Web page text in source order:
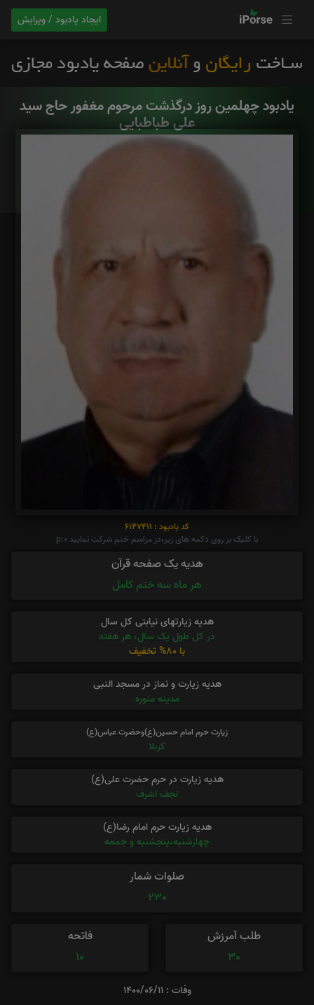
ایجاد یادبود / ویرایش
یادبود چهلمین روز درگذشت مرحوم مغفور حاج سید
علی طباطبایی
کد یادبود : 6147411
با کلیک بر روی دکمه های زیر،در مراسم ختم شرکت نمایید p:0
هدیه یک صفحه قرآن
هر ماه سه ختم کامل
هدیه زیارتهای نیابتی کل سال
در کل طول یک سال، هر هفته
با 80% تخفیف
هدیه زیارت و نماز در مسجد النبی
مدینه منوره
زیارت حرم امام حسین(ع)وحضرت عباس(ع)
کربلا
هدیه زیارت در حرم حضرت علی(ع)
نجف اشرف
هدیه زیارت حرم امام رضا(ع)
چهارشنبه،پنجشنبه و جمعه
صلوات شمار
230
طلب آمرزش
30
فاتحه
10
وفات : 1400/06/11